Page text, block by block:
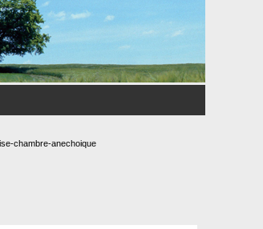
chambre-anechoique